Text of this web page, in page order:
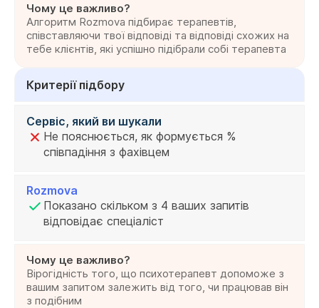
Чому це важливо?
Алгоритм Rozmova підбирає терапевтів,
співставляючи твої відповіді та відповіді схожих на
тебе клієнтів, які успішно підібрали собі терапевта
Критерії підбору
Сервіс, який ви шукали
Не пояснюється, як формується %
співпадіння з фахівцем
Rozmova
Показано скільком з 4 ваших запитів
відповідає спеціаліст
Чому це важливо?
Вірогідність того, що психотерапевт допоможе з
вашим запитом залежить від того, чи працював він
з подібним